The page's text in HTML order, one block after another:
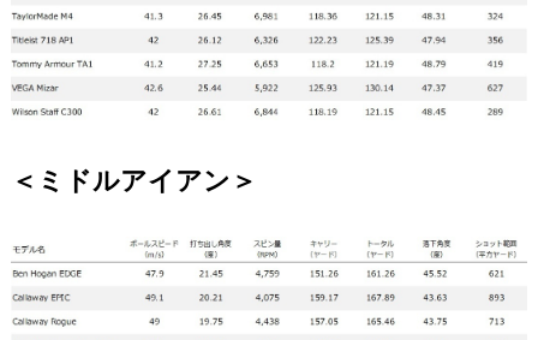
＜ミドルアイアン＞